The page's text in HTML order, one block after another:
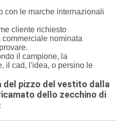
con le marche internazionali
cliente richiesto
nominata
il campione, la
il cad, l'idea, o persino le
del pizzo del vestito dalla
dello zecchino di